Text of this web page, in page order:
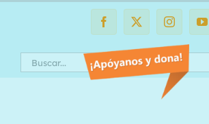
Facebook
X Instagram
Search